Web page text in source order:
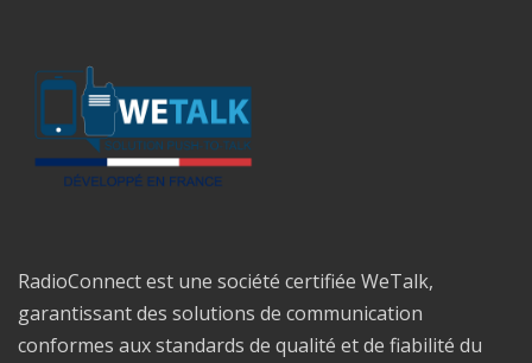
RadioConnect est une société certifiée WeTalk,
garantissant des solutions de communication
conformes aux standards de qualité et de fiabilité du